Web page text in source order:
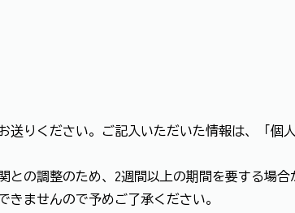
送りください。ご記入いただいた情報は、「個
との調整のため、2週間以上の期間を要する場
ませんので予めご了承ください。